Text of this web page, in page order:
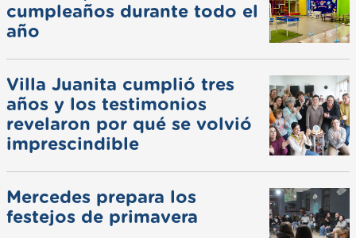
cumpleaños durante todo el
año
Villa Juanita cumplió tres
años y los testimonios
revelaron por qué se volvió
imprescindible
Mercedes prepara los
festejos de primavera